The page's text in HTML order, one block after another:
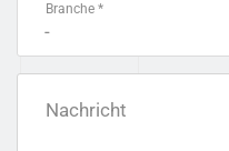
Branche *
-
Nachricht